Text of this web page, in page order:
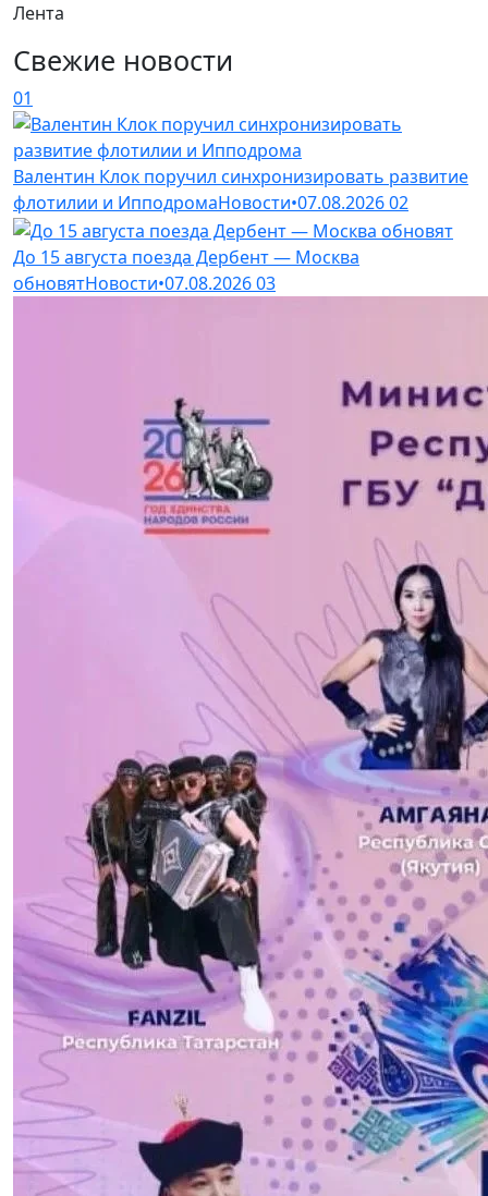
Лента
Свежие новости
01
Валентин Клок поручил синхронизировать развитие
флотилии и ИпподромаНовости•07.08.202602
До 15 августа поезда Дербент — Москва
обновятНовости•07.08.202603